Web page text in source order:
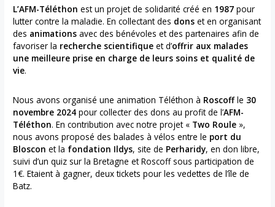
L’AFM-Téléthonest un projet de solidarité créé en 1987pour
lutter contre la maladie. En collectant des donset en organisant
des animationsavec des bénévoles et des partenaires afin de
favoriser la recherche scientifique et d’offrir aux malades
une meilleure prise en charge de leurs soins et qualité de
vie.
Nous avons organisé une animation Téléthon à Roscoffle 30
novembre 2024 pour collecter des dons au profit de l’AFM-
Téléthon. En contribution avec notre projet « Two Roule »,
nous avons proposé des balades à vélos entre le port du
Blosconet la fondation Ildys, site de Perharidy, en don libre,
suivi d’un quiz sur la Bretagne et Roscoff sous participation de
1€. Etaient à gagner, deux tickets pour les vedettes de l’île de
Batz.